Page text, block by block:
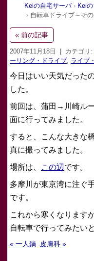
Keiの自宅サーバ
Kei
自転車ドライブ～そ
« 前の記事
2007年11月18日 | カテゴリ:
ーリング・ドライブ, ライブ
今日はいい天気だった
した。
前回は、蒲田→川崎ル
面に行ってみました。
すると、こんな大きな
真に撮ってみました。
場所は、 この辺 です。
多摩川が東京湾に注ぐ
です。
これから寒くなります
自転車で行ってみたい
« 一人鍋 皮膚科 »